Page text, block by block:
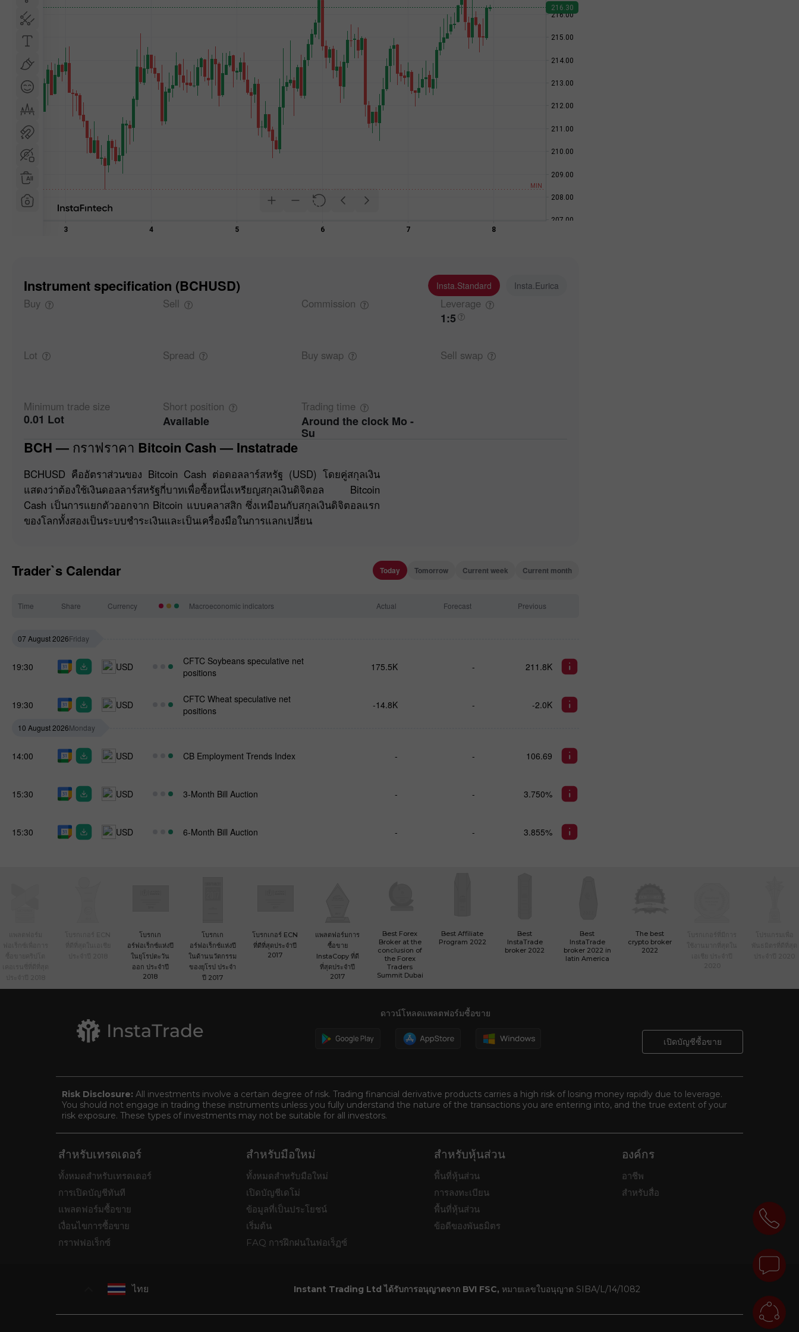
Instrument specification (BCHUSD) Insta.Standard Insta.Eurica
Buy Sell Commission Leverage
1:5
Lot Spread Buy swap Sell swap
Minimum trade size
0.01 Lot
Short position
Available
Trading time
Around the clock Mo -
Su
BCH — กราฟราคา Bitcoin Cash — Instatrade
BCHUSD คืออัตราส่วนของ Bitcoin Cash ต่อดอลลาร์สหรัฐ (USD) โดยคู่สกุลเงิน
แสดงว่าต้องใช้เงินดอลลาร์สหรัฐกี่บาทเพื่อซื้อหนึ่งเหรียญสกุลเงินดิจิตอล Bitcoin
Cash เป็นการแยกตัวออกจาก Bitcoin แบบคลาสสิก ซึ่งเหมือนกับสกุลเงินดิจิตอลแรก
ของโลกทั้งสองเป็นระบบชำระเงินและเป็นเครื่องมือในการแลกเปลี่ยน
Trader`s Calendar Today Tomorrow Current week Current month
Time Share Currency Macroeconomic indicators Actual Forecast Previous
07 August 2026Friday
19:30 USD
CFTC Soybeans speculative net
positions
175.5K - 211.8K
19:30 USD
CFTC Wheat speculative net
positions
-14.8K - -2.0K
10 August 2026Monday
14:00 USD CB Employment Trends Index - - 106.69
15:30 USD 3-Month Bill Auction - - 3.750%
15:30 USD 6-Month Bill Auction - - 3.855%
โบรกเก
อร์ฟอเร็กซ์แห่งปี
ในยุโรปตะวัน
ออก ประจำปี
2018
โบรกเก
อร์ฟอเร็กซ์แห่งปี
ในด้านนวัตกรรม
ของยุโรป ประจำ
ปี 2017
โบรกเกอร์ ECN
ที่ดีที่สุดประจำปี
2017
แพลตฟอร์มการ
ซื้อขาย
InstaCopy ที่ดี
ที่สุดประจำปี
2017
Best Forex
Broker at the
conclusion of
the Forex
Traders
Summit Dubai
Best Affiliate
Program 2022
Best
InstaTrade
broker 2022
Best
InstaTrade
broker 2022 in
latin America
The best
crypto broker
2022
ดาวน์โหลดแพลตฟอร์มซื้อขาย
เปิดบัญชีซื้อขาย
Risk Disclosure: All investments involve a certain degree of risk. Trading financial derivative products carries a high risk of losing money rapidly due to leverage.
You should not engage in trading these instruments unless you fully understand the nature of the transactions you are entering into, and the true extent of your
risk exposure. These types of investments may not be suitable for all investors.
สำหรับเทรดเดอร์
ทั้งหมดสำหรับเทรดเดอร์
การเปิดบัญชีทันที
แพลตฟอร์มซื้อขาย
เงื่อนไขการซื้อขาย
กราฟฟอเร็กซ์
สำหรับมือใหม่
ทั้งหมดสำหรับมือใหม่
เปิดบัญชีเดโม่
ข้อมูลที่เป็นประโยชน์
เริ่มต้น
FAQ การฝึกฝนในฟอเร็ฏซ์
สำหรับหุ้นส่วน
พื้นที่หุ้นส่วน
การลงทะเบียน
พื้นที่หุ้นส่วน
ข้อดีของพันธมิตร
องค์กร
อาชีพ
สำหรับสื่อ
ไทย Instant Trading Ltd ได้รับการอนุญาตจาก BVI FSC, หมายเลขใบอนุญาต SIBA/L/14/1082